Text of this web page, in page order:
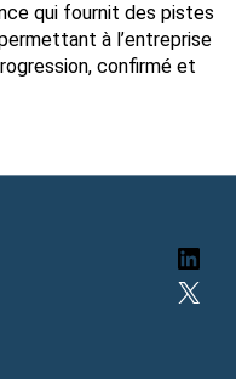
qui fournit des pistes
à l’entreprise
confirmé et